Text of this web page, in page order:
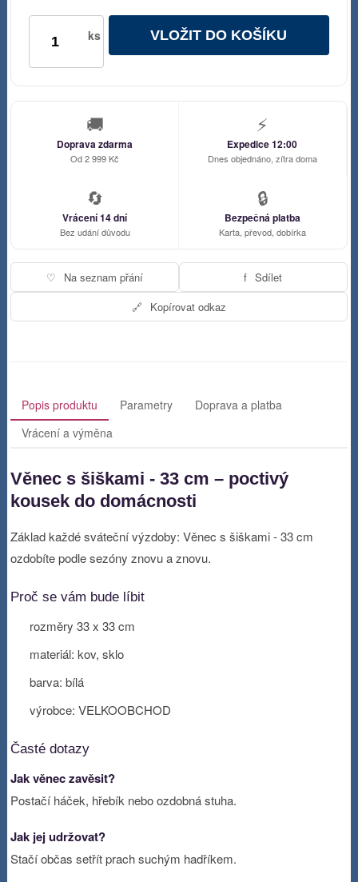
ks VLOŽIT DO KOŠÍKU
🚚
Doprava zdarma
Od 2 999 Kč
⚡
Expedice 12:00
Dnes objednáno, zítra doma
🔄
Vrácení 14 dní
Bez udání důvodu
🔒
Bezpečná platba
Karta, převod, dobírka
♡ Na seznam přání f Sdílet
🔗 Kopírovat odkaz
Popis produktu Parametry
Doprava a platba
Vrácení a výměna
Věnec s šiškami - 33 cm – poctivý
kousek do domácnosti
Základ každé sváteční výzdoby: Věnec s šiškami - 33 cm
ozdobíte podle sezóny znovu a znovu.
Proč se vám bude líbit
rozměry 33 x 33 cm
materiál: kov, sklo
barva: bílá
výrobce: VELKOOBCHOD
Časté dotazy
Jak věnec zavěsit?
Postačí háček, hřebík nebo ozdobná stuha.
Jak jej udržovat?
Stačí občas setřít prach suchým hadříkem.